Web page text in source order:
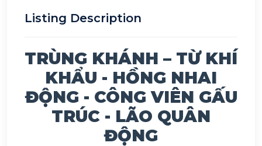
Listing Description
TRÙNG KHÁNH – TỪ KHÍ
KHẨU - HỒNG NHAI
ĐỘNG - CÔNG VIÊN GẤU
TRÚC - LÃO QUÂN
ĐỘNG